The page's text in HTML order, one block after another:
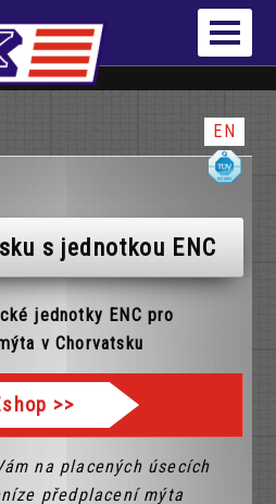
EN
s jednotkou ENC
jednotky ENC pro
v Chorvatsku
>>
na placených úsecích
předplacení mýta